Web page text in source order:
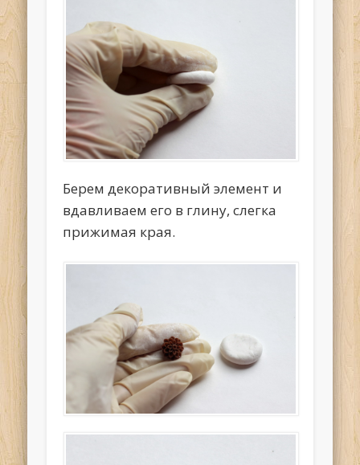
Берем декоративный элемент и
вдавливаем его в глину, слегка
прижимая края.